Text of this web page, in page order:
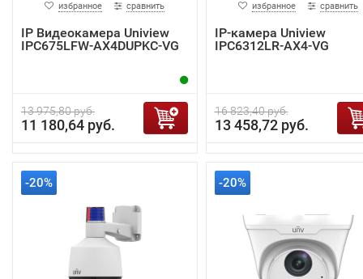
избранное сравнить
IP Видеокамера Uniview
IPC675LFW-AX4DUPKC-VG
13 975,80 руб.
11 180,64 руб.
избранное сравнить
IP-камера Uniview
IPC6312LR-AX4-VG
16 823,40 руб.
13 458,72 руб.
-20% -20%